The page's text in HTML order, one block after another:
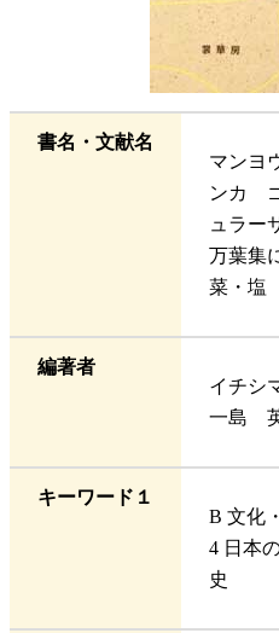
書名・文献名
マンヨ
ンカ
ュラー
万葉集
菜・塩
編著者
イチシ
一島
キーワード１
B 文化
4 日本
史